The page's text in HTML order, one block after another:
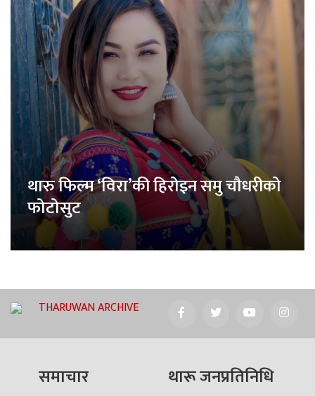
थारु फिल्म ‘विरा’की हिरोइन समु चौधरीको
फोटोसुट
THARUWAN ARCHIVE
समाचार थारू जनप्रतिनिधि